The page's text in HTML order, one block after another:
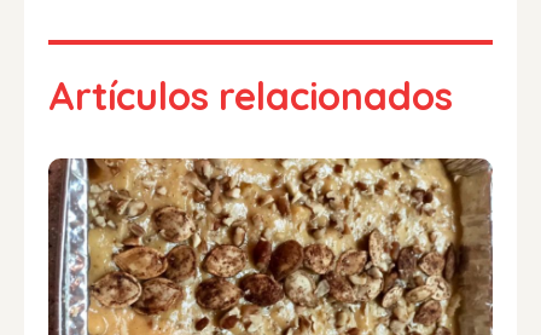
Artículos relacionados